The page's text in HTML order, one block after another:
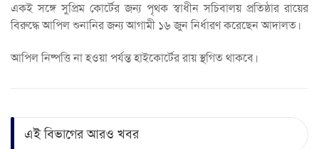
একই সঙ্গে সুপ্রিম কোর্টের জন্য পৃথক স্বাধীন সচিবালয় প্রতিষ্ঠার রায়ের
বিরুদ্ধে আপিল শুনানির জন্য আগামী ১৬ জুন নির্ধারণ করেছেন আদালত।
আপিল নিষ্পত্তি না হওয়া পর্যন্ত হাইকোর্টের রায় স্থগিত থাকবে।
এই বিভাগের আরও খবর